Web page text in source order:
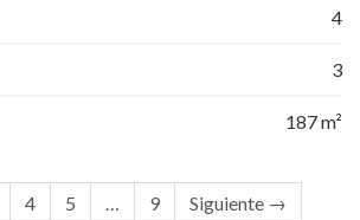
4
3
187 m²
4 5 … 9 Siguiente →